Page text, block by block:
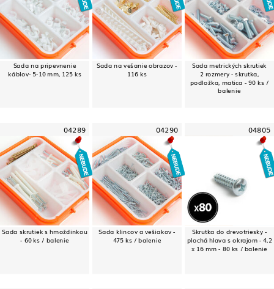
Sada na pripevnenie
káblov- 5-10 mm, 125 ks
Sada na vešanie obrazov -
116 ks
Sada metrických skrutiek
2 rozmery - skrutka,
podložka, matica - 90 ks /
balenie
04289
Sada skrutiek s hmoždinkou
- 60 ks / balenie
04290
Sada klincov a vešiakov -
475 ks / balenie
04805
Skrutka do drevotriesky -
plochá hlava s okrajom - 4,2
x 16 mm - 80 ks / balenie